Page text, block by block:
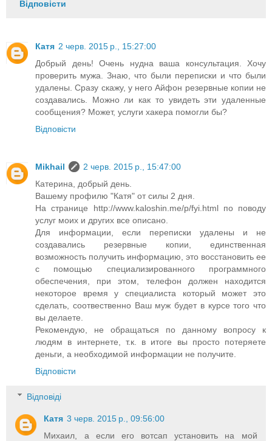
Відповісти
Катя 2 черв. 2015 р., 15:27:00
Добрый день! Очень нудна ваша консультация. Хочу
проверить мужа. Знаю, что были переписки и что были
удалены. Сразу скажу, у него Айфон резервные копии не
создавались. Можно ли как то увидеть эти удаленные
сообщения? Может, услуги хакера помогли бы?
Відповісти
Mikhail
2 черв. 2015 р., 15:47:00
Катерина, добрый день.
Вашему профилю "Катя" от силы 2 дня.
На странице http://www.kaloshin.me/p/fyi.html по поводу
услуг моих и других все описано.
Для информации, если переписки удалены и не
создавались резервные копии, единственная
возможность получить информацию, это восстановить ее
с помощью специализированного программного
обеспечения, при этом, телефон должен находится
некоторое время у специалиста который может это
сделать, соотвественно Ваш муж будет в курсе того что
вы делаете.
Рекомендую, не обращаться по данному вопросу к
людям в интернете, т.к. в итоге вы просто потеряете
деньги, а необходимой информации не получите.
Відповісти
Відповіді
Катя 3 черв. 2015 р., 09:56:00
Михаил, а если его вотсап установить на мой